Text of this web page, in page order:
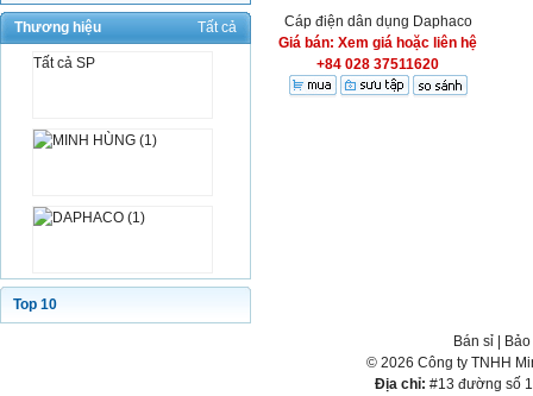
Thương hiệu Tất cả
Tất cả SP
Top 10
Cáp điện dân dụng Daphaco
Giá bán: Xem giá hoặc liên hệ
+84 028 37511620
Bán sỉ
© 2026 Công ty TNHH
Địa chỉ: #13 đường số